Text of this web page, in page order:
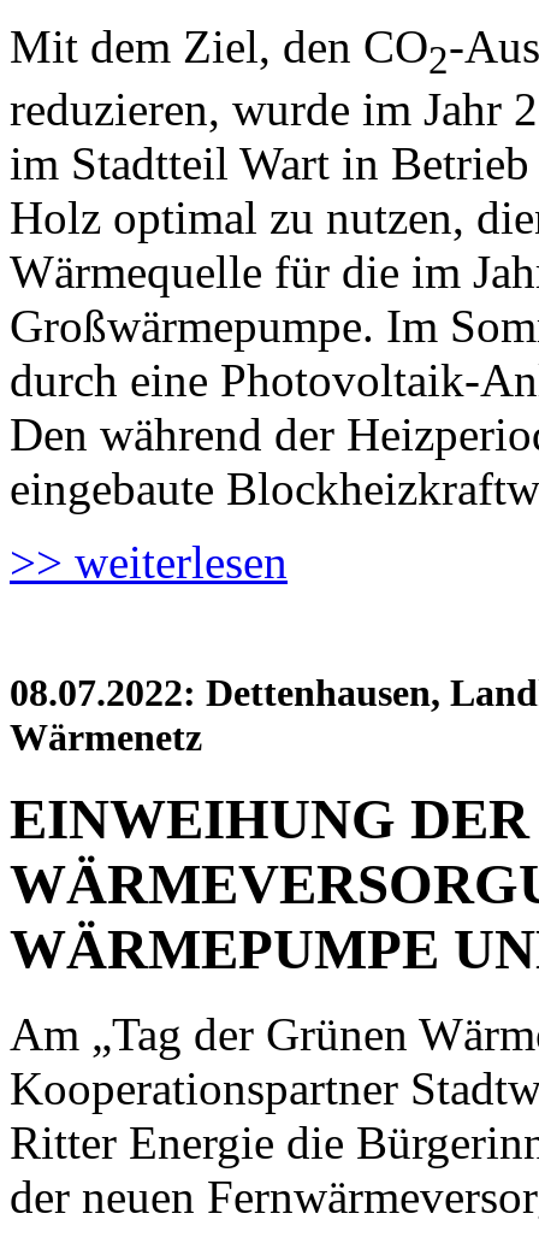
Mit dem Ziel, den CO2-
reduzieren, wurde im Jahr
im Stadtteil Wart in
Holz optimal zu nutzen,
Wärmequelle für die im
Großwärmepumpe. Im
durch eine Photovoltaik-
Den während der
eingebaute
>> weiterlesen
08.07.2022: Dettenhausen,
Wärmenetz
EINWEIHUNG
WÄRMEPUMPE
Am „Tag der Grünen
Kooperationspartner
Ritter Energie die
der neuen